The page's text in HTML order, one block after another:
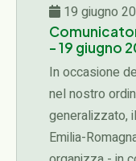
19 giugno
- 19 giugno
In occasione
nel nostro
generalizzato,
Emilia-